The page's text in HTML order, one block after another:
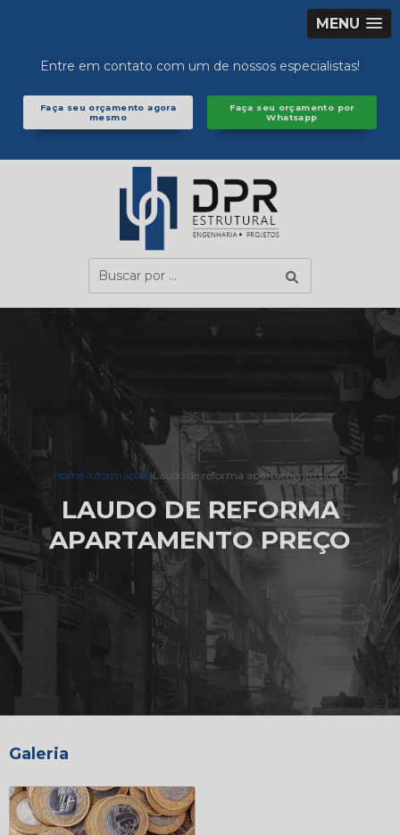
MENU
Entre em contato com um de nossos especialistas!
Faça seu orçamento agora
mesmo
Faça seu orçamento por
Whatsapp
Home Informações Laudo de reforma apartamento preço
LAUDO DE REFORMA
APARTAMENTO PREÇO
Galeria